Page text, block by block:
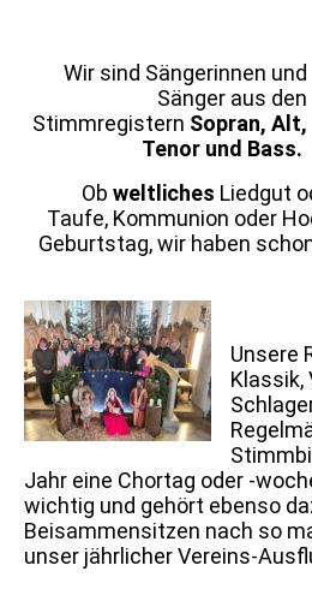
Wir sind Sängerinnen und
Sänger aus den
Stimmregistern Sopran, Alt,
Tenor und Bass.
Ob weltliches Liedgut
Taufe, Kommunion oder
Geburtstag, wir haben
Unsere
Klassik,
Jahr eine Chortag oder -
wichtig und gehört ebenso
Beisammensitzen nach so
unser jährlicher Vereins-